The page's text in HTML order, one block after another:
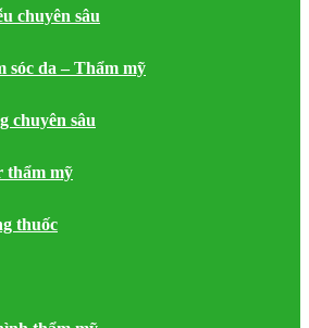
chuyên sâu
sóc da – Thẩm mỹ
chuyên sâu
thẩm mỹ
thuốc